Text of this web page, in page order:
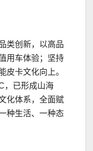
类创新，以高品
用车体验；坚持
皮卡文化向上。
，已形成山海
化体系，全面赋
种生活、一种态